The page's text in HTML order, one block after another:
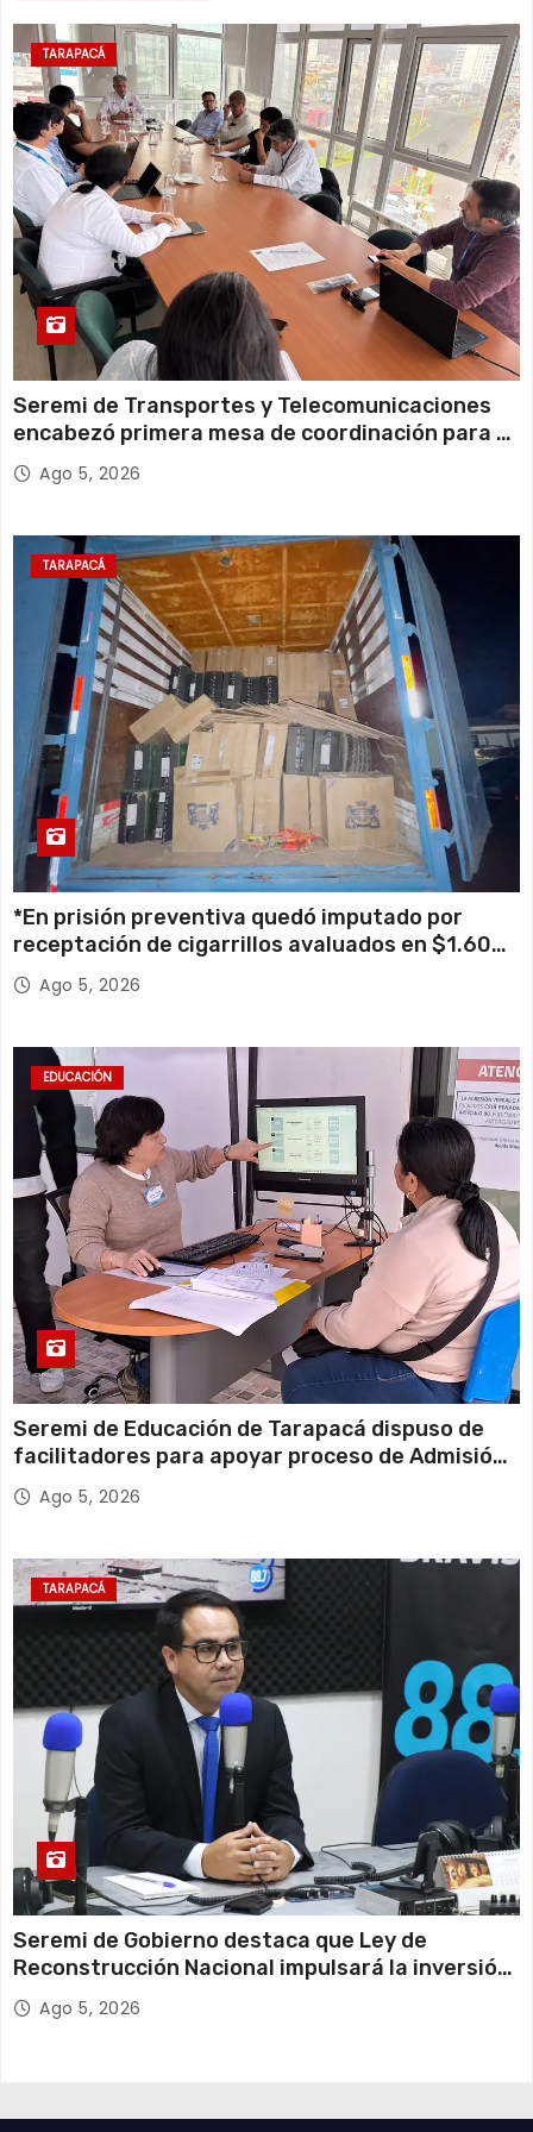
11 de agosto
Martes 20°C 18°C
12 de agosto
Miércoles 23°C 18°C
TARAPACÁ
Seremi de Transportes y Telecomunicaciones
encabezó primera mesa de coordinación para el
retiro de cables en desuso en Iquique
Ago 5, 2026
TARAPACÁ
*En prisión preventiva quedó imputado por
receptación de cigarrillos avaluados en $1.600
millones*
Ago 5, 2026
EDUCACIÓN
Seremi de Educación de Tarapacá dispuso de
facilitadores para apoyar proceso de Admisión
Escolar 2027
Ago 5, 2026
TARAPACÁ
Seremi de Gobierno destaca que Ley de
Reconstrucción Nacional impulsará la inversión
y el empleo en Tarapacá
Ago 5, 2026